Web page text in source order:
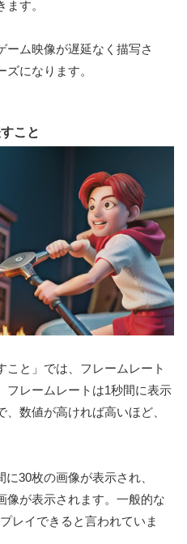
す。
ーム映像が遅延なく描写さ
になります。
こと
こと」では、フレームレート
フレームレートは1秒間に表示
数値が高ければ高いほど、
30枚の画像が表示され、
像が表示されます。一般的な
レイできると言われていま